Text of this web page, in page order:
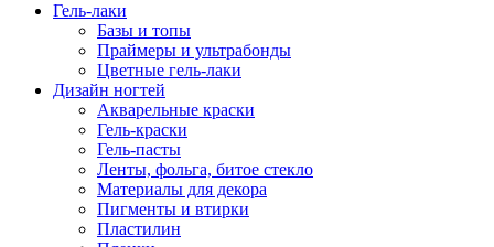
Гель-лаки
Базы и топы
Праймеры и ультрабонды
Цветные гель-лаки
Дизайн ногтей
Акварельные краски
Гель-краски
Гель-пасты
Ленты, фольга, битое стекло
Материалы для декора
Пигменты и втирки
Пластилин